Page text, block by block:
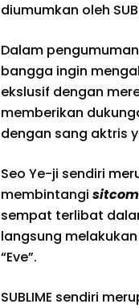
diumumkan oleh
Dalam
bangga ingin
ekslusif dengan
memberikan
dengan sang aktris
Seo Ye-ji sendiri
membintangi sitcom
sempat terlibat
langsung melakukan
“Eve”.
SUBLIME sendiri